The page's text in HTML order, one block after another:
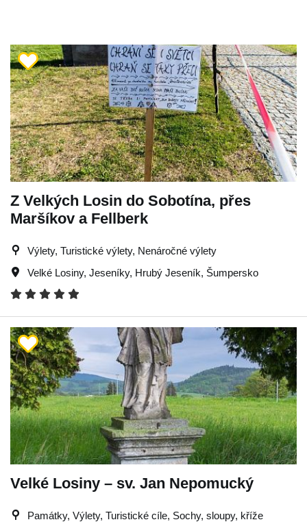
Z Velkých Losin do Sobotína, přes
Maršíkov a Fellberk
Výlety, Turistické výlety, Nenáročné výlety
Velké Losiny, Jeseníky, Hrubý Jeseník, Šumpersko
Velké Losiny – sv. Jan Nepomucký
Památky, Výlety, Turistické cíle, Sochy, sloupy, kříže